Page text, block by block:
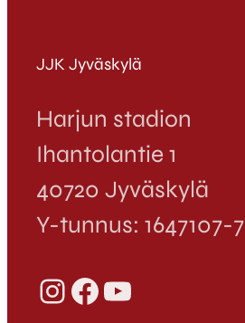
JJK Jyväskylä
Harjun stadion
Ihantolantie 1
40720 Jyväskylä
Y-tunnus: 1647107-7
InstagramFacebook YouTube